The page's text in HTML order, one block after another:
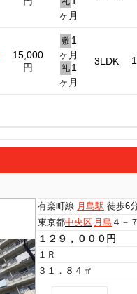
ヶ月
15,000
円
敷 1
ヶ月
礼 1
ヶ月
3LDK
有楽町線 月島駅 徒歩6
東京都中央区 月島 ４－
１２９，０００円
１Ｒ
３１．８４㎡